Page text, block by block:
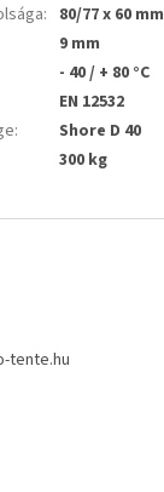
: 80/77 x 60 mm
9 mm
- 40 / + 80 °C
EN 12532
:
Shore D 40
300 kg
tente.hu